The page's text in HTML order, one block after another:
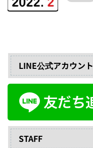
LINE公式アカウント
STAFF